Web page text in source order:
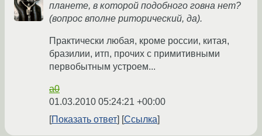
планете, в которой подобного говна нет?
(вопрос вполне риторический, да).
Практически любая, кроме россии, китая,
бразилии, итп, прочих с примитивными
первобытным устроем...
a0
01.03.2010 05:24:21 +00:00
Показать ответ
Ссылка